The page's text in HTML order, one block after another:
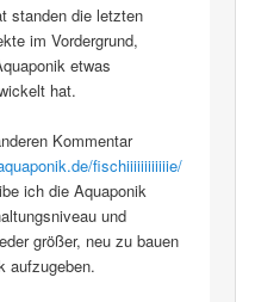
standen die letzten
im Vordergrund,
etwas
hat.
Kommentar
fischiiiiiiiiiiiie/
ich die Aquaponik
und
größer, neu zu bauen
aufzugeben.